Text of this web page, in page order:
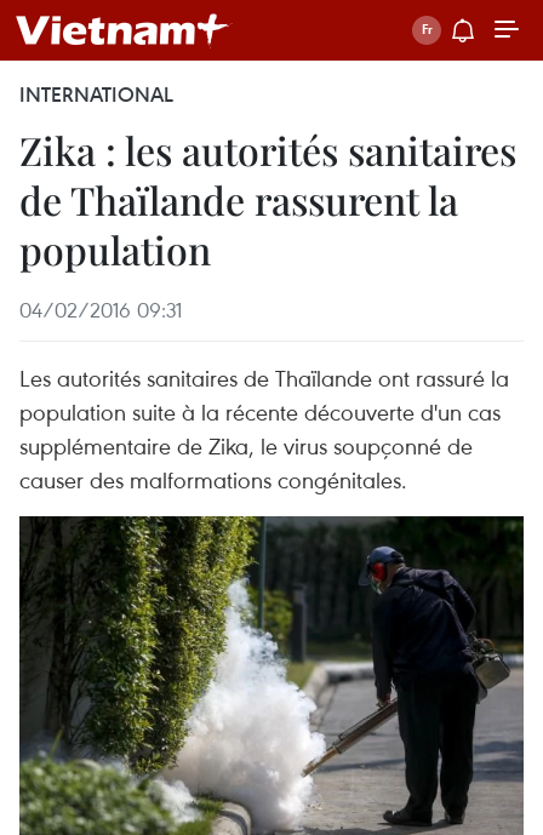
INTERNATIONAL
Zika : les autorités sanitaires
de Thaïlande rassurent la
population
04/02/2016 09:31
Les autorités sanitaires de Thaïlande ont rassuré la
population suite à la récente découverte d'un cas
supplémentaire de Zika, le virus soupçonné de
causer des malformations congénitales.